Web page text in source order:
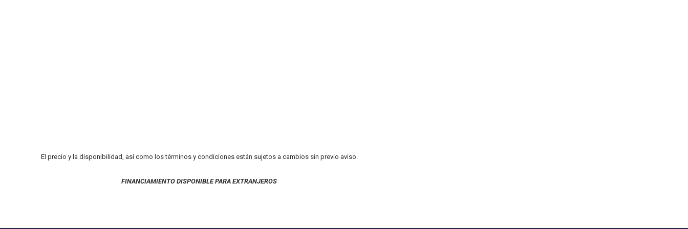
El precio y la disponibilidad, así como los términos y condiciones están sujetos a cambios sin previo aviso.
FINANCIAMIENTO DISPONIBLE PARA EXTRANJEROS